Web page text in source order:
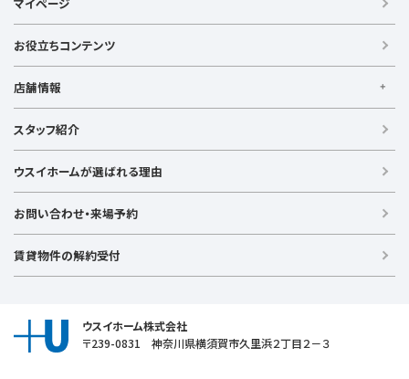
賃貸住宅
事業用賃貸
【買う】
新築戸建て
土地
投資物件
ラグジュアリー物件
【売る】
お役立ちコンテンツ
店舗情報
【横浜エリア】
金沢文庫店
上大岡店 戸塚店 新横浜店
港北ニュータウン店
【湘南エリア】
追浜店
衣笠店
横須賀中央店
スタッフ紹介
ウスイホームが選ばれる理由
お問い合わせ・来場予約
賃貸物件の解約受付
ウスイホーム株式会社
〒239-0831 神奈川県横須賀市久里浜２丁目２－３